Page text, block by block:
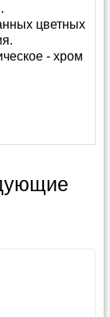
цветных
- хром